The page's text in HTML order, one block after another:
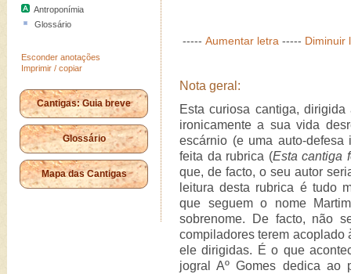
Antroponímia
Glossário
Esconder anotações
Imprimir / copiar
Cantigas: Guia breve
Glossário
Mapa das Cantigas
----- Aumentar letra ----- Diminuir
Nota geral:
Esta curiosa cantiga,
ironicamente a sua vida
escárnio (e uma auto-
feita da rubrica (Esta cantiga
que, de facto, o seu autor
leitura desta rubrica é tudo
que seguem o nome
sobrenome. De facto, não
compiladores terem acoplado
ele dirigidas. É o que
jogral Aº Gomes dedica ao